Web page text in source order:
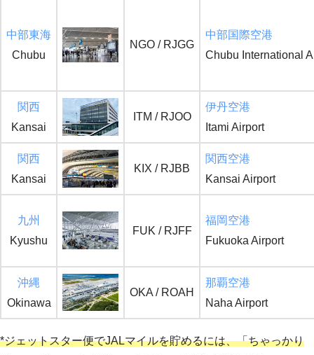
中部東海
Chubu
NGO / RJGG
中部国際空港
Chubu International
関西
Kansai
ITM / RJOO
伊丹空港
Itami Airport
関西
Kansai
KIX / RJBB
関西空港
Kansai Airport
九州
Kyushu
FUK / RJFF
福岡空港
Fukuoka Airport
沖縄
Okinawa
OKA / ROAH
那覇空港
Naha Airport
*ジェットスター便でJALマイルを貯めるには、「ちゃっかり